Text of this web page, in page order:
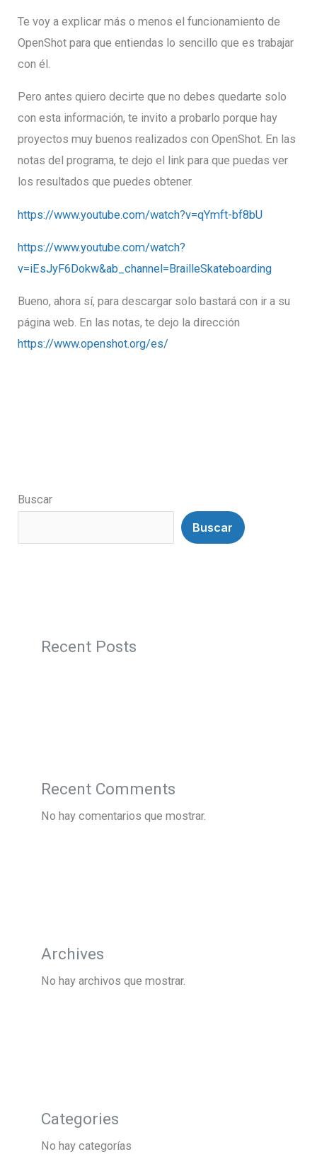
Te voy a explicar más o menos el funcionamiento de
OpenShot para que entiendas lo sencillo que es trabajar
con él.
Pero antes quiero decirte que no debes quedarte solo
con esta información, te invito a probarlo porque hay
proyectos muy buenos realizados con OpenShot. En las
notas del programa, te dejo el link para que puedas ver
los resultados que puedes obtener.
https://www.youtube.com/watch?v=qYmft-bf8bU
https://www.youtube.com/watch?
v=iEsJyF6Dokw&ab_channel=BrailleSkateboarding
Bueno, ahora sí, para descargar solo bastará con ir a su
página web. En las notas, te dejo la dirección
https://www.openshot.org/es/
Buscar
Buscar
Recent Posts
Recent Comments
No hay comentarios que mostrar.
Archives
No hay archivos que mostrar.
Categories
No hay categorías